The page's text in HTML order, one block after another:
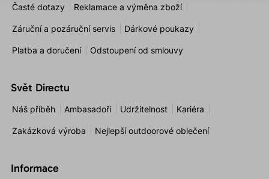
Časté dotazy Reklamace a výměna zboží
Záruční a pozáruční servis Dárkové poukazy
Platba a doručení Odstoupení od smlouvy
Svět Directu
Náš příběh Ambasadoři Udržitelnost Kariéra
Zakázková výroba Nejlepší outdoorové oblečení
Informace